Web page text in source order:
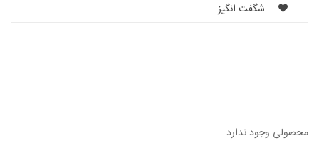
شگفت انگیز
محصولی وجود ندارد